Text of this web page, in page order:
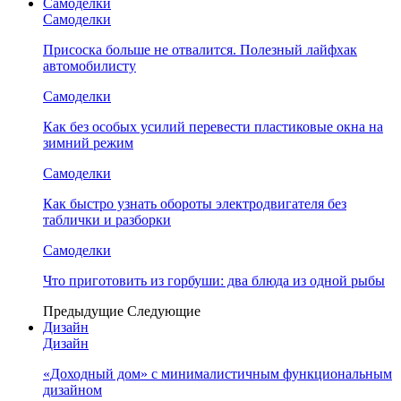
Самоделки
Самоделки
Присоска больше не отвалится. Полезный лайфхак
автомобилисту
Самоделки
Как без особых усилий перевести пластиковые окна на
зимний режим
Самоделки
Как быстро узнать обороты электродвигателя без
таблички и разборки
Самоделки
Что приготовить из горбуши: два блюда из одной рыбы
Предыдущие Следующие
Дизайн
Дизайн
«Доходный дом» с минималистичным функциональным
дизайном